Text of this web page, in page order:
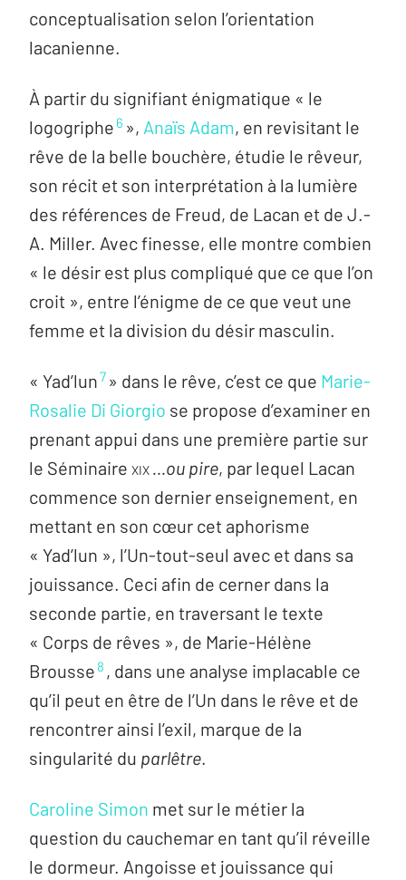
conceptualisation selon l’orientation
lacanienne.
À partir du signifiant énigmatique « le
logogriphe 6 », Anaïs Adam, en revisitant le
rêve de la belle bouchère, étudie le rêveur,
son récit et son interprétation à la lumière
des références de Freud, de Lacan et de J.-
A. Miller. Avec finesse, elle montre combien
« le désir est plus compliqué que ce que l’on
croit », entre l’énigme de ce que veut une
femme et la division du désir masculin.
« Yad’lun7 » dans le rêve, c’est ce que Marie-
Rosalie Di Giorgio se propose d’examiner en
prenant appui dans une première partie sur
le Séminaire xix…ou pire, par lequel Lacan
commence son dernier enseignement, en
mettant en son cœur cet aphorisme
« Yad’lun », l’Un-tout-seul avec et dans sa
jouissance. Ceci afin de cerner dans la
seconde partie, en traversant le texte
« Corps de rêves », de Marie-Hélène
Brousse 8 , dans une analyse implacable ce
qu’il peut en être de l’Un dans le rêve et de
rencontrer ainsi l’exil, marque de la
singularité du parlêtre.
Caroline Simon met sur le métier la
question du cauchemar en tant qu’il réveille
le dormeur. Angoisse et jouissance qui